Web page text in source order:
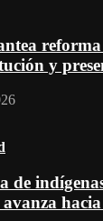
y
de
avanza